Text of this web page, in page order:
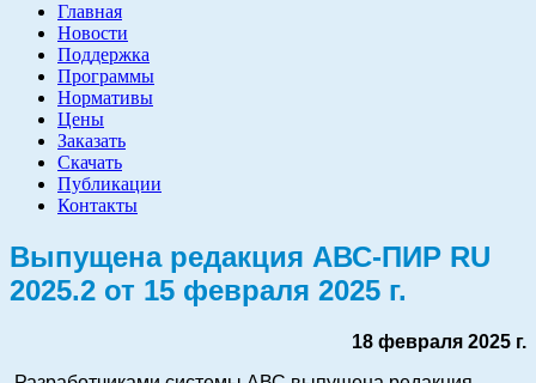
Главная
Новости
Поддержка
Программы
Нормативы
Цены
Заказать
Скачать
Публикации
Контакты
Выпущена редакция АВС-ПИР RU
2025.2 от 15 февраля 2025 г.
18 февраля 2025 г.